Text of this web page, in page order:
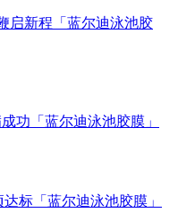
启新程「蓝尔迪泳池胶
功「蓝尔迪泳池胶膜」
标「蓝尔迪泳池胶膜」